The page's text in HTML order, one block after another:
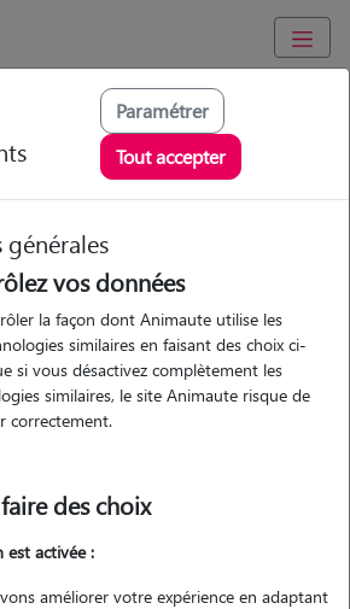
Pyrénées-Orientales/Canet-en-Roussillon
Zoe - Petsitter à
CANET EN
ROUSSILLON
Paramétrer
Tout accepter
vos données
la façon dont Animaute utilise les
similaires en faisant des choix ci-
si vous désactivez complètement les
similaires, le site Animaute risque de
correctement.
des choix
est activée :
améliorer votre expérience en adaptant